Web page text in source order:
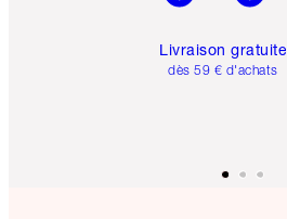
Livraison gratuite
dès 59 € d'achats